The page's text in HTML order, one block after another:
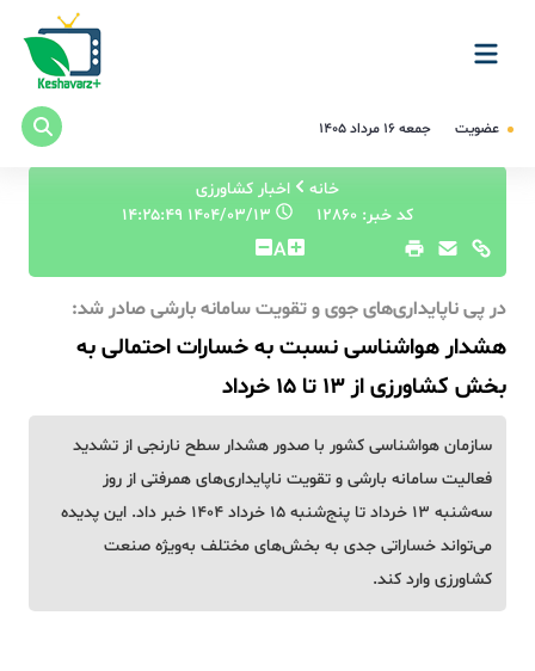
عضویت جمعه ۱۶ مرداد ۱۴۰۵
خانه
اخبار کشاورزی
کد خبر: 12860
۱۴۰۴/۰۳/۱۳ ۱۴:۲۵:۴۹
A
در پی ناپایداری‌های جوی و تقویت سامانه بارشی صادر شد:
هشدار هواشناسی نسبت به خسارات احتمالی به
بخش کشاورزی از 13 تا 15 خرداد
سازمان هواشناسی کشور با صدور هشدار سطح نارنجی از تشدید
فعالیت سامانه بارشی و تقویت ناپایداری‌های همرفتی از روز
سه‌شنبه ۱۳ خرداد تا پنج‌شنبه ۱۵ خرداد ۱۴۰۴ خبر داد. این پدیده
می‌تواند خساراتی جدی به بخش‌های مختلف به‌ویژه صنعت
کشاورزی وارد کند.